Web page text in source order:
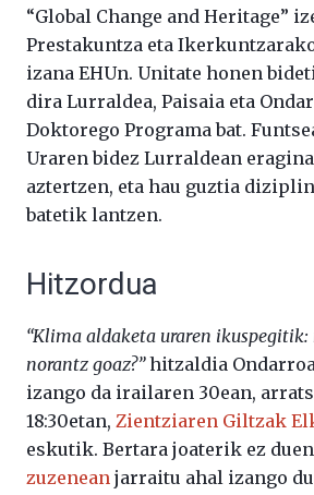
“Global Change and Heritage”
Prestakuntza eta
izana EHUn. Unitate honen
dira Lurraldea, Paisaia eta
Doktorego Programa bat.
Uraren bidez Lurraldean
aztertzen, eta hau guztia
batetik lantzen.
Hitzordua
“Klima aldaketa uraren ikuspegitik:
norantz goaz?”hitzaldia
izango da irailaren 30ean,
18:30etan, Zientziaren Giltzak
eskutik. Bertara joaterik ez
zuzenean jarraitu ahal izango